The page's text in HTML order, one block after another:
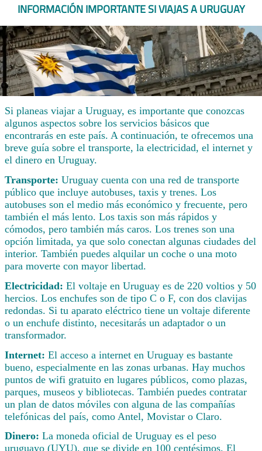
INFORMACIÓN IMPORTANTE SI VIAJAS A URUGUAY
Si planeas viajar a Uruguay, es importante que conozcas
algunos aspectos sobre los servicios básicos que
encontrarás en este país. A continuación, te ofrecemos una
breve guía sobre el transporte, la electricidad, el internet y
el dinero en Uruguay.
Transporte: Uruguay cuenta con una red de transporte
público que incluye autobuses, taxis y trenes. Los
autobuses son el medio más económico y frecuente, pero
también el más lento. Los taxis son más rápidos y
cómodos, pero también más caros. Los trenes son una
opción limitada, ya que solo conectan algunas ciudades del
interior. También puedes alquilar un coche o una moto
para moverte con mayor libertad.
Electricidad: El voltaje en Uruguay es de 220 voltios y 50
hercios. Los enchufes son de tipo C o F, con dos clavijas
redondas. Si tu aparato eléctrico tiene un voltaje diferente
o un enchufe distinto, necesitarás un adaptador o un
transformador.
Internet: El acceso a internet en Uruguay es bastante
bueno, especialmente en las zonas urbanas. Hay muchos
puntos de wifi gratuito en lugares públicos, como plazas,
parques, museos y bibliotecas. También puedes contratar
un plan de datos móviles con alguna de las compañías
telefónicas del país, como Antel, Movistar o Claro.
Dinero: La moneda oficial de Uruguay es el peso
uruguayo (UYU), que se divide en 100 centésimos. El